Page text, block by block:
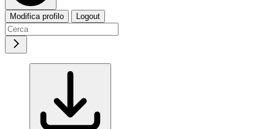
Modifica profilo Logout